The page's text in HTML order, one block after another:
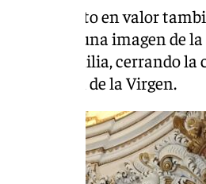
se ha puesto en valor
con una imagen de
Familia, cerrando
de la Virgen.